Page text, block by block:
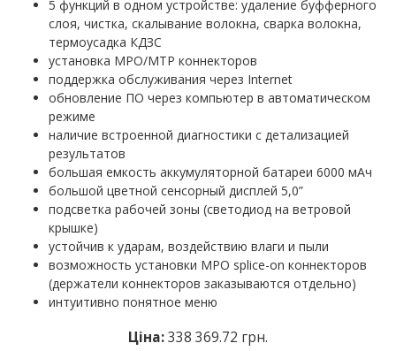
5 функций в одном устройстве: удаление буфферного
слоя, чистка, скалывание волокна, сварка волокна,
термоусадка КДЗС
установка MPO/MTP коннекторов
поддержка обслуживания через Internet
обновление ПО через компьютер в автоматическом
режиме
наличие встроенной диагностики с детализацией
результатов
большая емкость аккумуляторной батареи 6000 мАч
большой цветной сенсорный дисплей 5,0”
подсветка рабочей зоны (светодиод на ветровой
крышке)
устойчив к ударам, воздействию влаги и пыли
возможность установки MPO splice-on коннекторов
(держатели коннекторов заказываются отдельно)
интуитивно понятное меню
Ціна:338 369.72 грн.